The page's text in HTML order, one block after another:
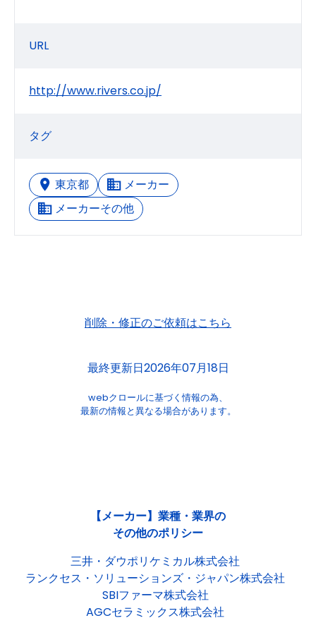
URL
http://www.rivers.co.jp/
タグ
東京都
メーカー
メーカーその他
削除・修正のご依頼はこちら
最終更新日2026年07月18日
webクロールに基づく情報の為、
最新の情報と異なる場合があります。
【メーカー】業種・業界の
その他のポリシー
三井・ダウポリケミカル株式会社
ランクセス・ソリューションズ・ジャパン株式会社
SBIファーマ株式会社
AGCセラミックス株式会社